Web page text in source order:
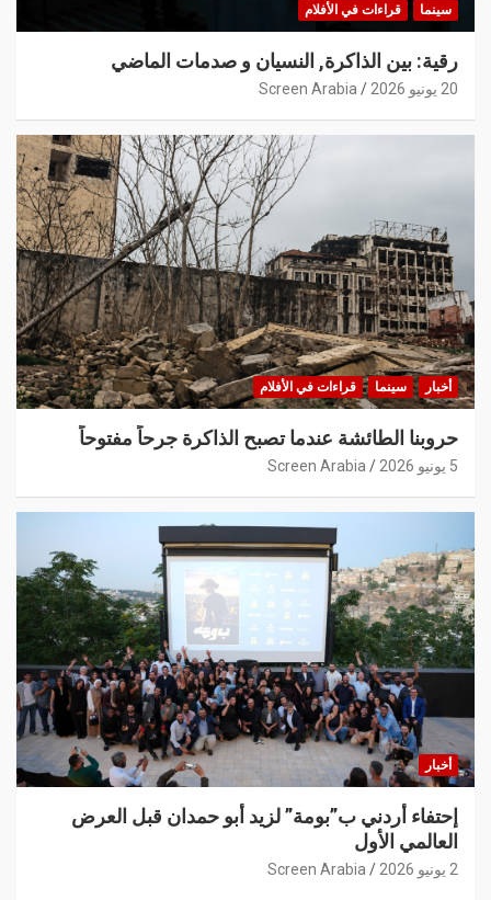
سينما قراءات في الأفلام
رقية: بين الذاكرة, النسيان و صدمات الماضي
20 يونيو 2026 Screen Arabia
أخبار سينما قراءات في الأفلام
حروبنا الطائشة عندما تصبح الذاكرة جرحاً مفتوحاً
5 يونيو 2026 Screen Arabia
أخبار
إحتفاء أردني ب”بومة” لزيد أبو حمدان قبل العرض
العالمي الأول
2 يونيو 2026 Screen Arabia